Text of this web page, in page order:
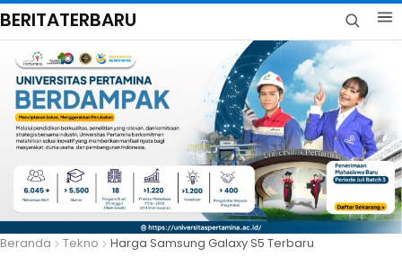
BERITATERBARU
Beranda Tekno Harga Samsung Galaxy S5 Terbaru